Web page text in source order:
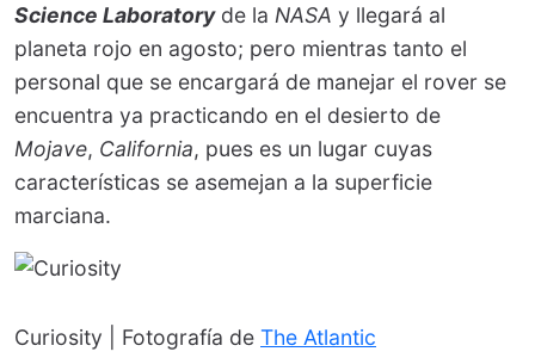
Science Laboratoryde la NASA y llegará al
planeta rojo en agosto; pero mientras tanto el
personal que se encargará de manejar el rover se
encuentra ya practicando en el desierto de
Mojave, California, pues es un lugar cuyas
características se asemejan a la superficie
marciana.
Curiosity | Fotografía de The Atlantic